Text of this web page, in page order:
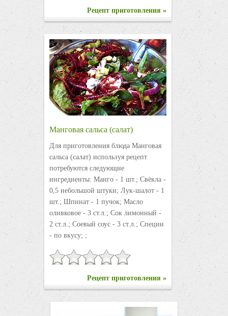
Рецепт приготовления »
Манговая сальса (салат)
Для приготовления блюда Манговая
сальса (салат) используя рецепт
потребуются следующие
ингредиенты: Манго - 1 шт.; Свёкла -
0,5 небольшой штуки; Лук-шалот - 1
шт.; Шпинат - 1 пучок; Масло
оливковое - 3 ст.л.; Сок лимонный -
2 ст.л.; Соевый соус - 3 ст.л.; Специи
- по вкусу; ;
Рецепт приготовления »